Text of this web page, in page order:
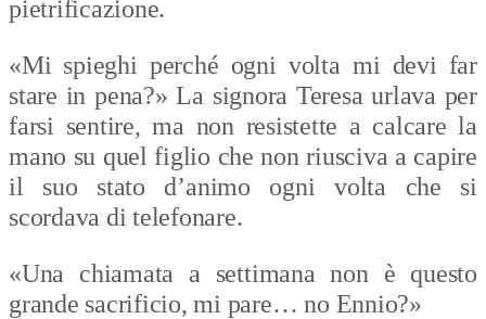
pietrificazione.
«Mi spieghi perché ogni volta mi devi far
stare in pena?» La signora Teresa urlava per
farsi sentire, ma non resistette a calcare la
mano su quel figlio che non riusciva a capire
il suo stato d’animo ogni volta che si
scordava di telefonare.
«Una chiamata a settimana non è questo
grande sacrificio, mi pare… no Ennio?»